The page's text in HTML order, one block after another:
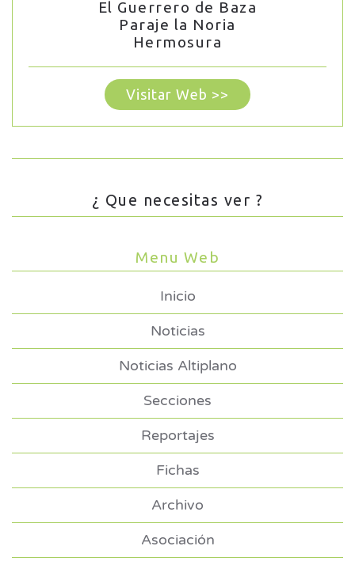
El Guerrero de Baza
Paraje la Noria
Hermosura
Visitar Web >>
¿ Que necesitas ver ?
Menu Web
Inicio
Noticias
Noticias Altiplano
Secciones
Reportajes
Fichas
Archivo
Asociación